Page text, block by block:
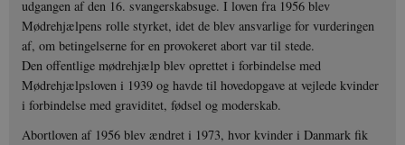
udgangen af den 16. svangerskabsuge. I loven fra 1956 blev
Mødrehjælpens rolle styrket, idet de blev ansvarlige for vurderingen
af, om betingelserne for en provokeret abort var til stede.
Den offentlige mødrehjælp blev oprettet i forbindelse med
Mødrehjælpsloven i 1939 og havde til hovedopgave at vejlede kvinder
i forbindelse med graviditet, fødsel og moderskab.
Abortloven af 1956 blev ændret i 1973, hvor kvinder i Danmark fik